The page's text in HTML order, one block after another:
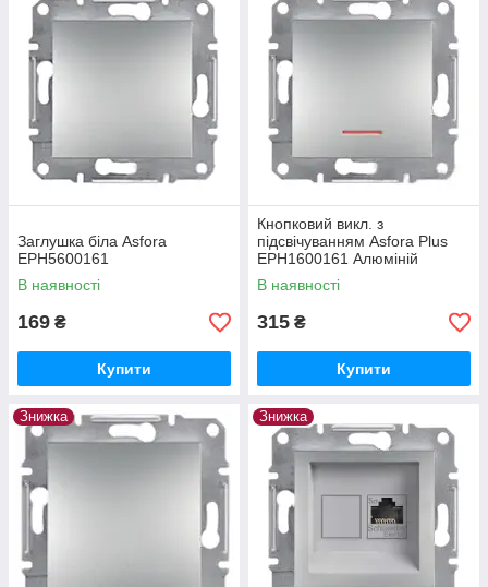
Заглушка біла Asfora
EPH5600161
В наявності
169 ₴
Купити
Кнопковий викл. з
підсвічуванням Asfora Plus
EPH1600161 Алюміній
В наявності
315 ₴
Купити
Знижка Знижка